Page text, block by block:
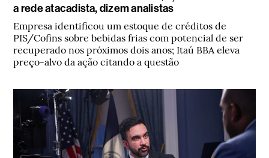
a rede atacadista, dizem analistas
Empresa identificou um estoque de créditos de
PIS/Cofins sobre bebidas frias com potencial de ser
recuperado nos próximos dois anos; Itaú BBA eleva
preço-alvo da ação citando a questão